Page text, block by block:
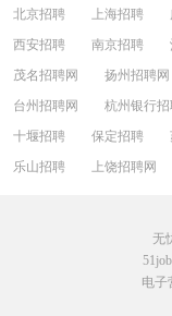
北京招聘 上海招聘
西安招聘
南京招聘
茂名招聘网
扬州招聘网
台州招聘网
杭州银行
十堰招聘
保定招聘
乐山招聘
上饶招聘网
无
电子